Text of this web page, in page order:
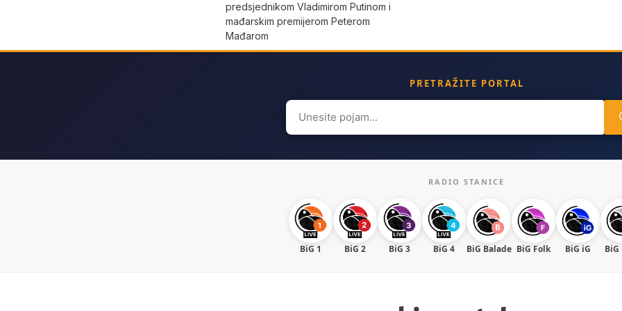
predsjednikom Vladimirom Putinom i
mađarskim premijerom Peterom
Mađarom
PRETRAŽITE PORTAL
Search
for:
RADIO STANICE
BiG 1 BiG 2 BiG 3 BiG 4 BiG Balade BiG Folk BiG iG BiG